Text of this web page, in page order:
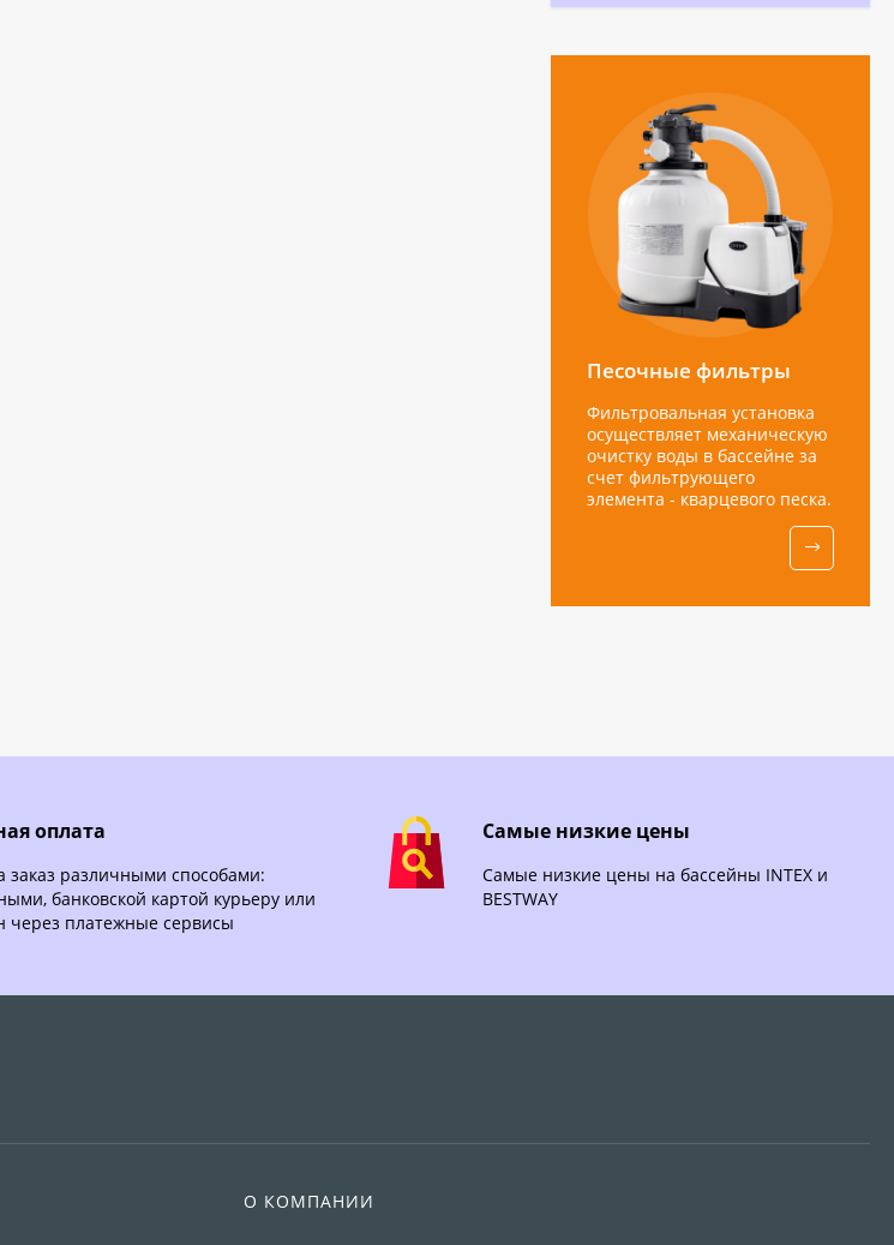
Песочные фильтры
Фильтровальная установка
осуществляет механическую
очистку воды в бассейне за
счет фильтрующего
элемента - кварцевого песка.
оплата
заказ различными способами:
банковской картой курьеру или
через платежные сервисы
Самые низкие цены
Самые низкие цены на бассейны INTEX и
BESTWAY
О КОМПАНИИ